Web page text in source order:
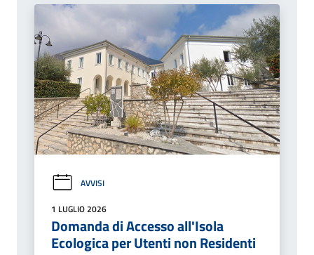
AVVISI
1 LUGLIO 2026
Domanda di Accesso all'Isola
Ecologica per Utenti non Residenti